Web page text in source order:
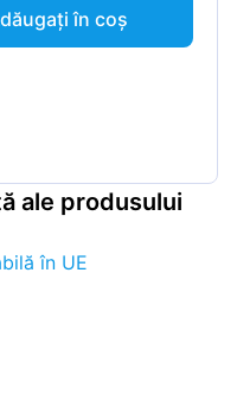
în coș
ale produsului
în UE